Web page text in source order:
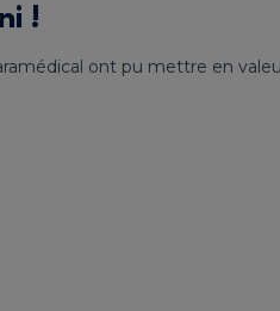
!
ont pu mettre en